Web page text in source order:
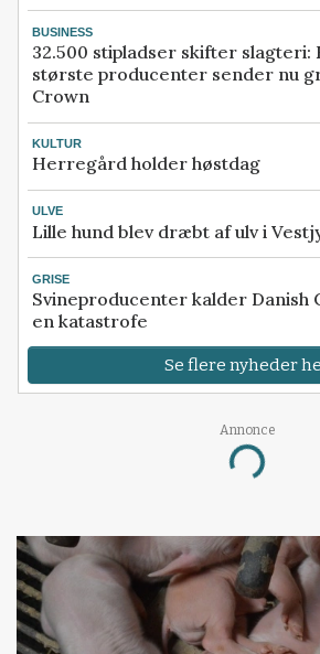
BUSINESS
32.500 stipladser skifter slagteri:
største producenter sender nu
Crown
KULTUR
Herregård holder høstdag
ULVE
Lille hund blev dræbt af ulv i
GRISE
Svineproducenter kalder Danish
en katastrofe
Se flere nyheder
Annonce
Loading...